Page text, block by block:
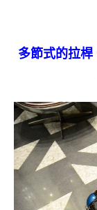
多節式的拉桿